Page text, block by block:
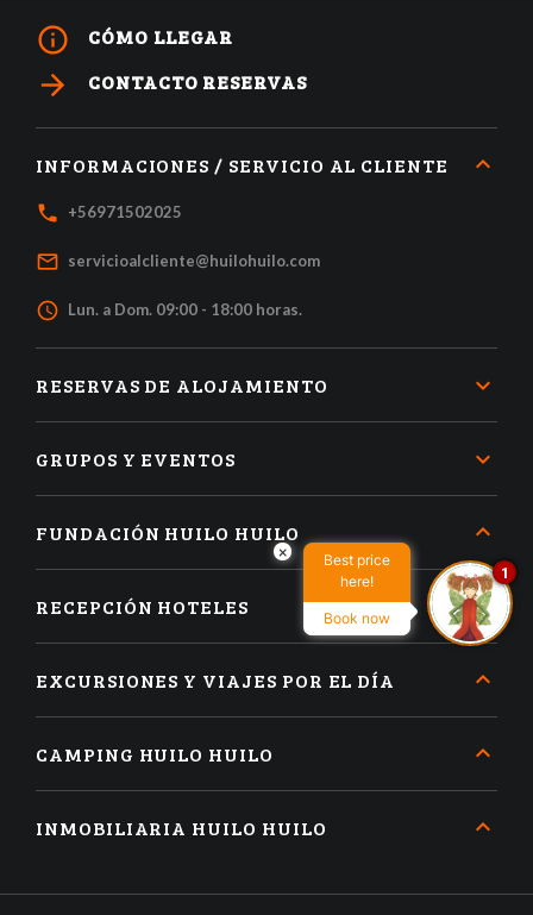
info_outline CÓMO LLEGAR
arrow_forward CONTACTO RESERVAS
INFORMACIONES / SERVICIO AL CLIENTE
local_phone +56971502025
mail_outline servicioalcliente@huilohuilo.com
access_time Lun. a Dom. 09:00 - 18:00 horas.
RESERVAS DE ALOJAMIENTO
GRUPOS Y EVENTOS
FUNDACIÓN HUILO HUILO
RECEPCIÓN HOTELES
EXCURSIONES Y VIAJES POR EL DÍA
CAMPING HUILO HUILO
INMOBILIARIA HUILO HUILO
×
Best price
here!
Book now
1